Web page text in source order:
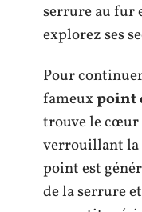
serrure au fur
explorez ses
Pour
fameuxpoint
trouve le cœur
verrouillant la
point est
de la serrure